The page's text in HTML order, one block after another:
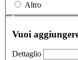
Altro
Vuoi
Dettaglio